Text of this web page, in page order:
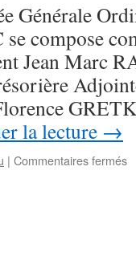
Générale
compose
Jean Marc
la lecture →
| Commentaires fermés